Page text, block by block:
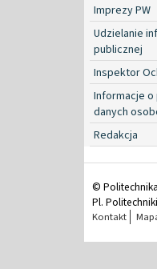
Imprezy PW
Udzielanie
publicznej
Inspektor
Informacje
danych
Redakcja
©
Pl.
Kontakt